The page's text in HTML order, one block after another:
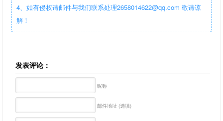
4、如有侵权请邮件与我们联系处理2658014622@qq.com 敬请谅
解！
发表评论：
昵称
邮件地址 (选填)